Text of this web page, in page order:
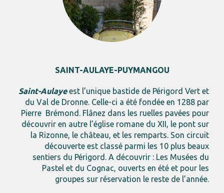
SAINT-AULAYE-PUYMANGOU
Saint-Aulayeest l’unique bastide de Périgord Vert et
du Val de Dronne. Celle-ci a été fondée en 1288 par
Pierre Brémond. Flânez dans les ruelles pavées pour
découvrir en autre l’église romane du XII, le pont sur
la Rizonne, le château, et les remparts. Son circuit
découverte est classé parmi les 10 plus beaux
sentiers du Périgord. A découvrir : Les Musées du
Pastel et du Cognac, ouverts en été et pour les
groupes sur réservation le reste de l’année.